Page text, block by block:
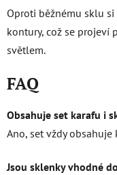
Oproti běžnému sklu
kontury, což se projeví
světlem.
FAQ
Obsahuje set karafu i
Ano, set vždy
Jsou sklenky vhodné